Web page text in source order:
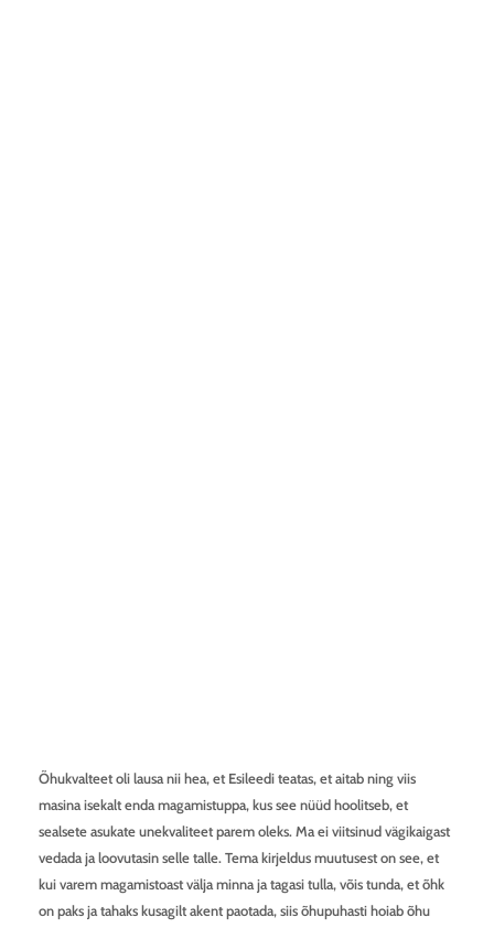
Õhukvalteet oli lausa nii hea, et Esileedi teatas, et aitab ning viis
masina isekalt enda magamistuppa, kus see nüüd hoolitseb, et
sealsete asukate unekvaliteet parem oleks. Ma ei viitsinud vägikaigast
vedada ja loovutasin selle talle. Tema kirjeldus muutusest on see, et
kui varem magamistoast välja minna ja tagasi tulla, võis tunda, et õhk
on paks ja tahaks kusagilt akent paotada, siis õhupuhasti hoiab õhu